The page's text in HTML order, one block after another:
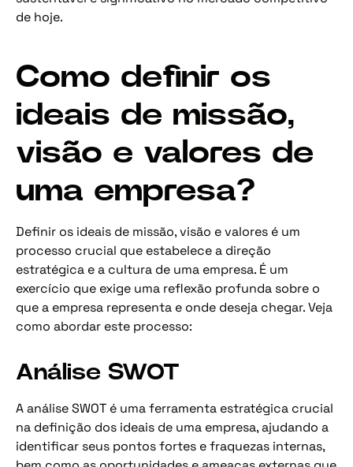
de hoje.
Como definir os
ideais de missão,
visão e valores de
uma empresa?
Definir os ideais de missão, visão e valores é um
processo crucial que estabelece a direção
estratégica e a cultura de uma empresa. É um
exercício que exige uma reflexão profunda sobre o
que a empresa representa e onde deseja chegar. Veja
como abordar este processo:
Análise SWOT
A análise SWOT é uma ferramenta estratégica crucial
na definição dos ideais de uma empresa, ajudando a
identificar seus pontos fortes e fraquezas internas,